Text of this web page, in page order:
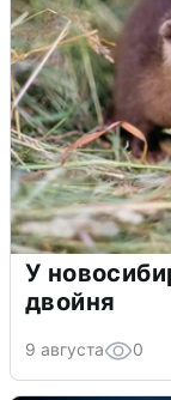
У
двойня
9 августа 0